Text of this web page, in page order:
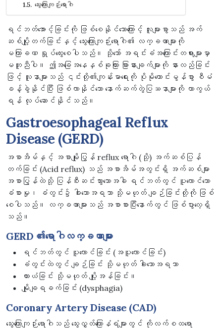
သွေးကြောကျဉ်းရောဂါ
ရင်ဘတ်အောင့်ခြင်းကို ဖြစ်စေနိုင်သောကြောင့် လူများစွာသည် အက်
ဆစ်ပျို့တက်ခြင်းနှင့် သွေးကြောကျဉ်းရောဂါ၏ လက္ခဏာများကို
မကြာခဏ ရှုပ်ထွေးစေပါသည်။ သို့သော် အရင်းခံအကြောင်းတရားများမှာ
မတူညီပါ။ ဤအခြေအနေနှစ်ခုကြား ခြားနားချက်များကို နားလည်ခြင်း
ဖြင့် လူနာများသည် ၎င်းတို့၏ကျန်းမာရေးကို ပိုမိုကောင်းမွန်စွာ စီမံ
ခန့်ခွဲနိုင်ပြီး ဖြစ်လာနိုင်သော နောက်ဆက်တွဲပြဿနာများကို ကာကွယ်
ရန် လုပ်ဆောင်နိုင်သည်။
Gastroesophageal Reflux
Disease (GERD)
အစာအိမ်နှင့် အစာမျိုပြွန် reflux ရောဂါ (သို့) အက်ဆစ်ပြန်
တက်ခြင်း (Acid reflux) သည် အစာအိမ်အတွင်းရှိ အက်ဆစ်များ
အစာပြွန်ထဲသို့ ပြန်စီးဆင်းသွားသောအခါ ရင်ဘတ်တွင် ပူလောင်သော
ခံစားမှု၊ ခံတွင်း၌ ခါးသောအရသာ သို့မဟုတ် ချဉ်ခြင်းတို့ကို ဖြစ်
စေပါသည်။ လက္ခဏာများသည် အစာစားပြီးနောက်တွင် ဖြစ်ပွားလေ့ရှိ
သည်။
GERD ၏ရောဂါလက္ခဏာများ
ရင်ဘတ်တွင် ပူလောင်ခြင်း (အပူလောင်ခြင်း)
ခံတွင်းထဲတွင် ချဉ်ခြင်း သို့မဟုတ် ခါးသောအရသာ
ယားယံခြင်း သို့မဟုတ် ပျို့အန်ခြင်း။
မျိုချရခက်ခြင်း (dysphagia)
Coronary Artery Disease (CAD)
သွေးကြောကျဉ်းရောဂါသည် သွေးလွှတ်ကြောနံရံများတွင် ကိုလက်စထရော